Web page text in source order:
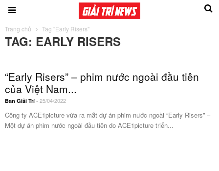
Trang chủ Tag "Early Risers"
TAG: EARLY RISERS
“Early Risers” – phim nước ngoài đầu tiên
của Việt Nam...
Ban Giải Trí - 25/04/2022
Công ty ACE1picture vừa ra mắt dự án phim nước ngoài “Early Risers” –
Một dự án phim nước ngoài đầu tiên do ACE1picture triển...